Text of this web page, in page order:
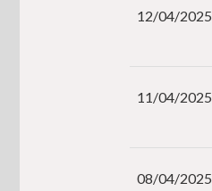
12/04/2025
11/04/2025
08/04/2025